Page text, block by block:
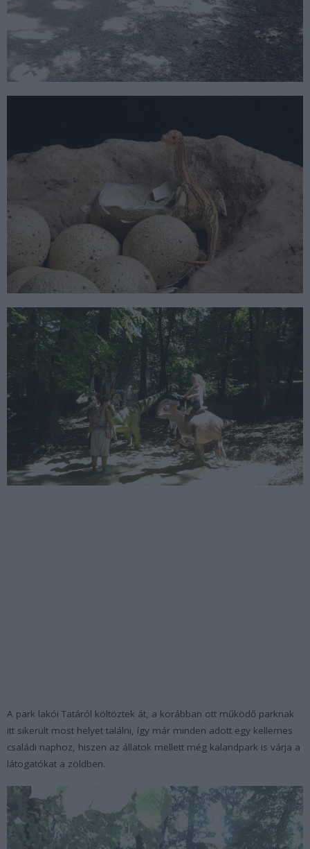
A park lakói Tatáról költöztek át, a korábban ott működő parknak
itt sikerült most helyet találni, így már minden adott egy kellemes
családi naphoz, hiszen az állatok mellett még kalandpark is várja a
látogatókat a zöldben.